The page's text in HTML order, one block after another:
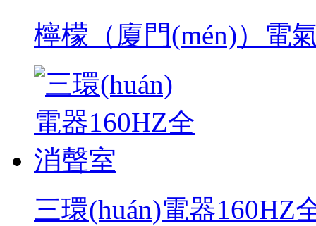
檸檬（廈門(mén)）電
三環(huán)電器160HZ